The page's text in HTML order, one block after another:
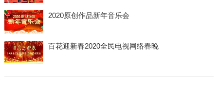
2020原创作品新年音乐会
百花迎新春2020全民电视网络春晚